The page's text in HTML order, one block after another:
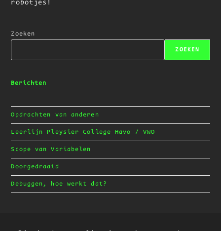
robotjes!
Zoeken
ZOEKEN
Berichten
Opdrachten van anderen
Leerlijn Pleysier College Havo / VWO
Scope van Variabelen
Doorgedraaid
Debuggen, hoe werkt dat?